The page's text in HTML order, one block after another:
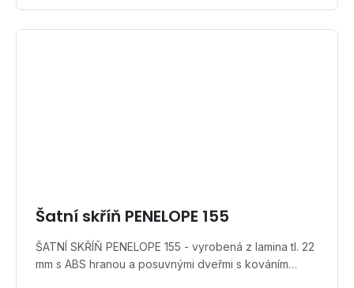
Šatní skříň PENELOPE 155
ŠATNÍ SKŘÍŇ PENELOPE 155 - vyrobená z lamina tl. 22
mm s ABS hranou a posuvnými dveřmi s kováním…